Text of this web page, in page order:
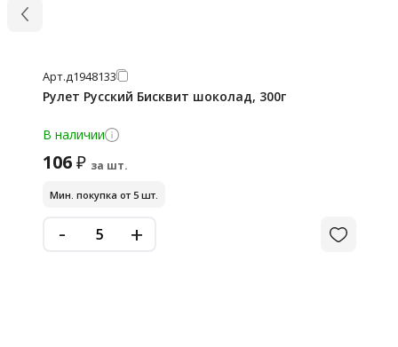
Арт.д1948133
Рулет Русский Бисквит шоколад, 300г
В наличии
106₽ за шт.
Мин. покупка от 5 шт.
- +